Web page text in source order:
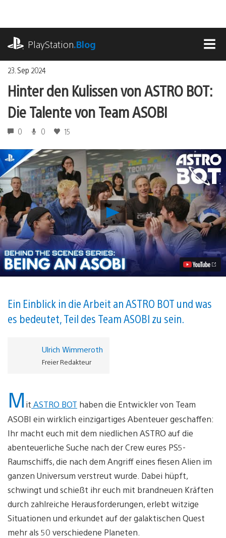
springen
PlayStation.Blog
23. Sep 2024
Hinter den Kulissen von ASTRO BOT:
Die Talente von Team ASOBI
0 0 15
Hinter
den
Kulissen
von
ASTRO
BOT:
Die
Talente
ASOBI
Video
abspielen
Ein Einblick in die Arbeit an ASTRO BOT und was
es bedeutet, Teil des Team ASOBI zu sein.
Ulrich Wimmeroth
Freier Redakteur
M it ASTRO BOT haben die Entwickler von Team
ASOBI ein wirklich einzigartiges Abenteuer geschaffen:
Ihr macht euch mit dem niedlichen ASTRO auf die
abenteuerliche Suche nach der Crew eures PS5-
Raumschiffs, die nach dem Angriff eines fiesen Alien im
ganzen Universum verstreut wurde. Dabei hüpft,
schwingt und schießt ihr euch mit brandneuen Kräften
durch zahlreiche Herausforderungen, erlebt witzige
Situationen und erkundet auf der galaktischen Quest
mehr als 50 verschiedene Planeten.